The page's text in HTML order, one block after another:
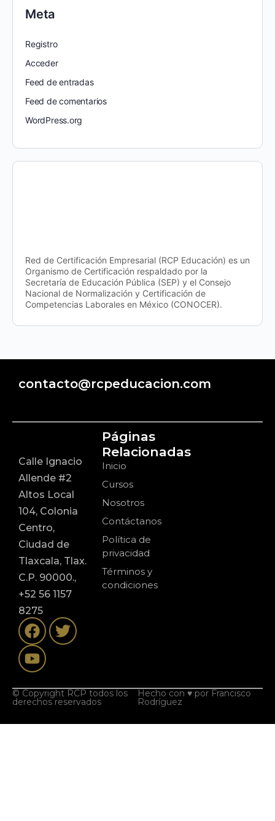
Meta
Registro
Acceder
Feed de entradas
Feed de comentarios
WordPress.org
Red de Certificación Empresarial (RCP Educación) es un
Organismo de Certificación respaldado por la
Secretaría de Educación Pública (SEP) y el Consejo
Nacional de Normalización y Certificación de
Competencias Laborales en México (CONOCER).
contacto@rcpeducacion.com
Calle Ignacio
Allende #2
Altos Local
104, Colonia
Centro,
Ciudad de
Tlaxcala, Tlax.
C.P. 90000.,
+52 56 1157
8275
Páginas
Relacionadas
Inicio
Cursos
Nosotros
Contáctanos
Política de
privacidad
Términos y
condiciones
© Copyright RCP todos los
derechos reservados
Hecho con ♥ por Francisco
Rodríguez